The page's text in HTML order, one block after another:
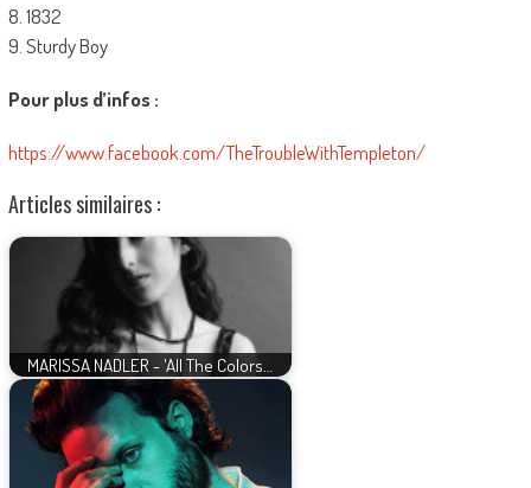
8. 1832
9. Sturdy Boy
Pour plus d’infos :
https://www.facebook.com/TheTroubleWithTempleton/
Articles similaires :
MARISSA NADLER - 'All The Colors…